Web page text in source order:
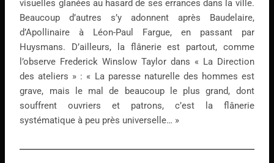
visuelles glanées au hasard de ses errances dans la ville.
Beaucoup d’autres s’y adonnent après Baudelaire,
d’Apollinaire à Léon-Paul Fargue, en passant par
Huysmans. D’ailleurs, la flânerie est partout, comme
l’observe Frederick Winslow Taylor dans « La Direction
des ateliers » : « La paresse naturelle des hommes est
grave, mais le mal de beaucoup le plus grand, dont
souffrent ouvriers et patrons, c’est la flânerie
systématique à peu près universelle… »